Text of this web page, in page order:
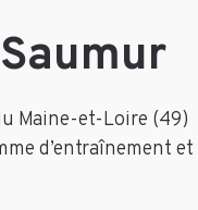
Maine-et-Loire (49)
d’entraînement et